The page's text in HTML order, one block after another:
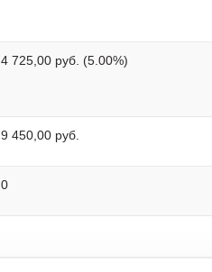
4 725,00 руб. (5.00%)
9 450,00 руб.
0